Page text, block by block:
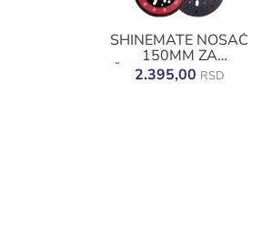
SHINEMATE NOSAČ
150MM ZA
ŠLAJFARICU ES516
2.395,00 RSD